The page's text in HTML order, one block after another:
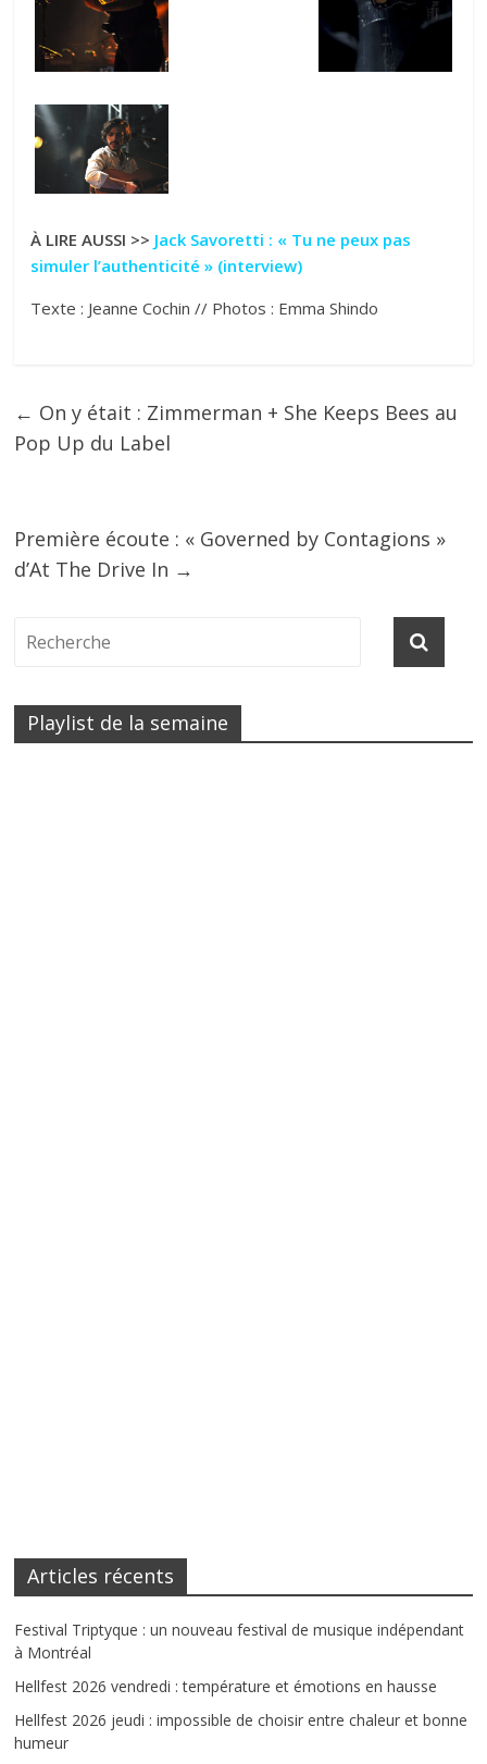
À LIRE AUSSI >> Jack Savoretti : « Tu ne peux pas
simuler l’authenticité » (interview)
Texte : Jeanne Cochin // Photos : Emma Shindo
← On y était : Zimmerman + She Keeps Bees au
Pop Up du Label
Première écoute : « Governed by Contagions »
d’At The Drive In →
Playlist de la semaine
Articles récents
Festival Triptyque : un nouveau festival de musique indépendant
à Montréal
Hellfest 2026 vendredi : température et émotions en hausse
Hellfest 2026 jeudi : impossible de choisir entre chaleur et bonne
humeur